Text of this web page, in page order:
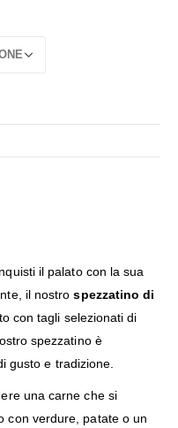
il palato con la sua
il nostrospezzatino di
con tagli selezionati di
spezzatino è
gusto e tradizione.
una carne che si
con verdure, patate o un